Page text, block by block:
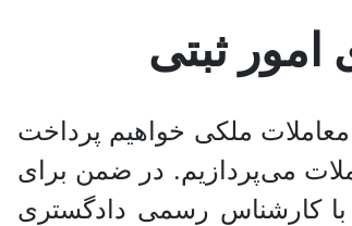
ثبتی
ملکی خواهیم پرداخت
می‌پردازیم. در ضمن برای
با کارشناس رسمی دادگستری